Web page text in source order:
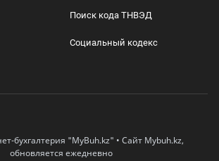
Поиск кода ТНВЭД
Социальный кодекс
бухгалтерия "MyBuh.kz" • Сайт Mybuh.kz,
обновляется ежедневно